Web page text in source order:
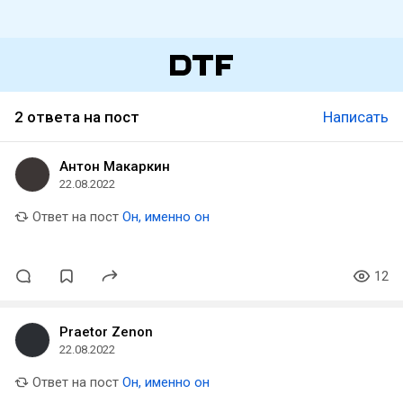
2 ответа на пост Написать
Антон Макаркин
22.08.2022
Ответ на пост Он, именно он
12
Praetor Zenon
22.08.2022
Ответ на пост Он, именно он